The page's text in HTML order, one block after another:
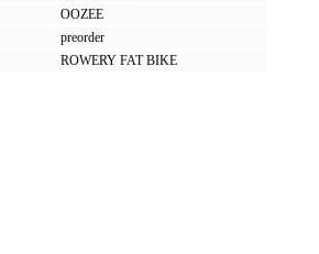
OOZEE
preorder
ROWERY FAT BIKE